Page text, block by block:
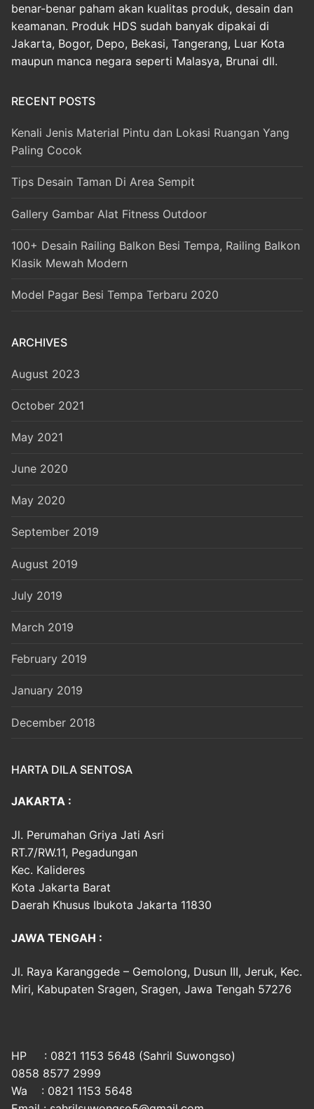
benar-benar paham akan kualitas produk, desain dan
keamanan. Produk HDS sudah banyak dipakai di
Jakarta, Bogor, Depo, Bekasi, Tangerang, Luar Kota
maupun manca negara seperti Malasya, Brunai dll.
RECENT POSTS
Kenali Jenis Material Pintu dan Lokasi Ruangan Yang
Paling Cocok
Tips Desain Taman Di Area Sempit
Gallery Gambar Alat Fitness Outdoor
100+ Desain Railing Balkon Besi Tempa, Railing Balkon
Klasik Mewah Modern
Model Pagar Besi Tempa Terbaru 2020
ARCHIVES
August 2023
October 2021
May 2021
June 2020
May 2020
September 2019
August 2019
July 2019
March 2019
February 2019
January 2019
December 2018
HARTA DILA SENTOSA
JAKARTA :
Jl. Perumahan Griya Jati Asri
RT.7/RW.11, Pegadungan
Kec. Kalideres
Kota Jakarta Barat
Daerah Khusus Ibukota Jakarta 11830
JAWA TENGAH :
Jl. Raya Karanggede – Gemolong, Dusun III, Jeruk, Kec.
Miri, Kabupaten Sragen, Sragen, Jawa Tengah 57276
HP : 0821 1153 5648 (Sahril Suwongso)
0858 8577 2999
Wa : 0821 1153 5648